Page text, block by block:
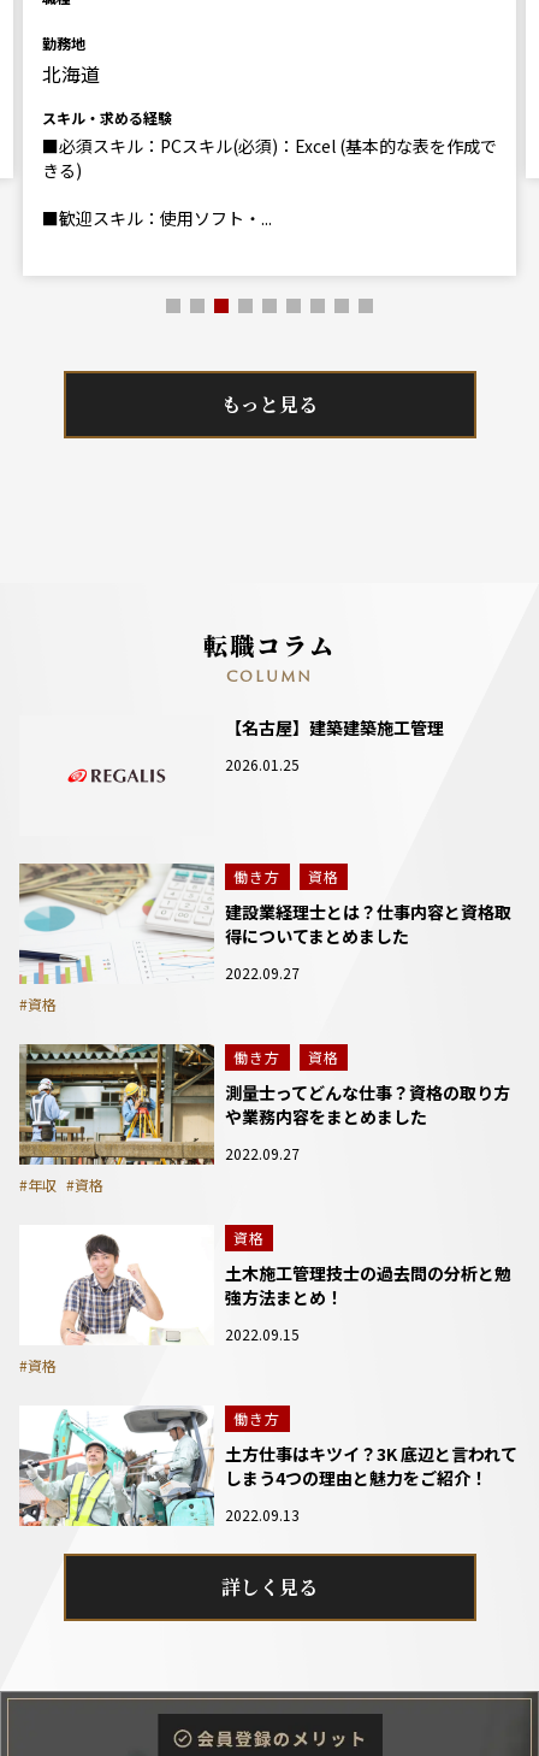
勤務地
北海道
スキル・求める経験
■必須スキル：PCスキル(必須)：Excel (基本的な表を作成で
きる)
■歓迎スキル：使用ソフト・...
もっと見る
転職コラム
COLUMN
【名古屋】建築建築施工管理
2026.01.25
働き方 資格
建設業経理士とは？仕事内容と資格取
得についてまとめました
2022.09.27
#資格
働き方 資格
測量士ってどんな仕事？資格の取り方
や業務内容をまとめました
2022.09.27
#年収 #資格
資格
土木施工管理技士の過去問の分析と勉
強方法まとめ！
2022.09.15
#資格
働き方
土方仕事はキツイ？3K 底辺と言われて
しまう4つの理由と魅力をご紹介！
2022.09.13
詳しく見る